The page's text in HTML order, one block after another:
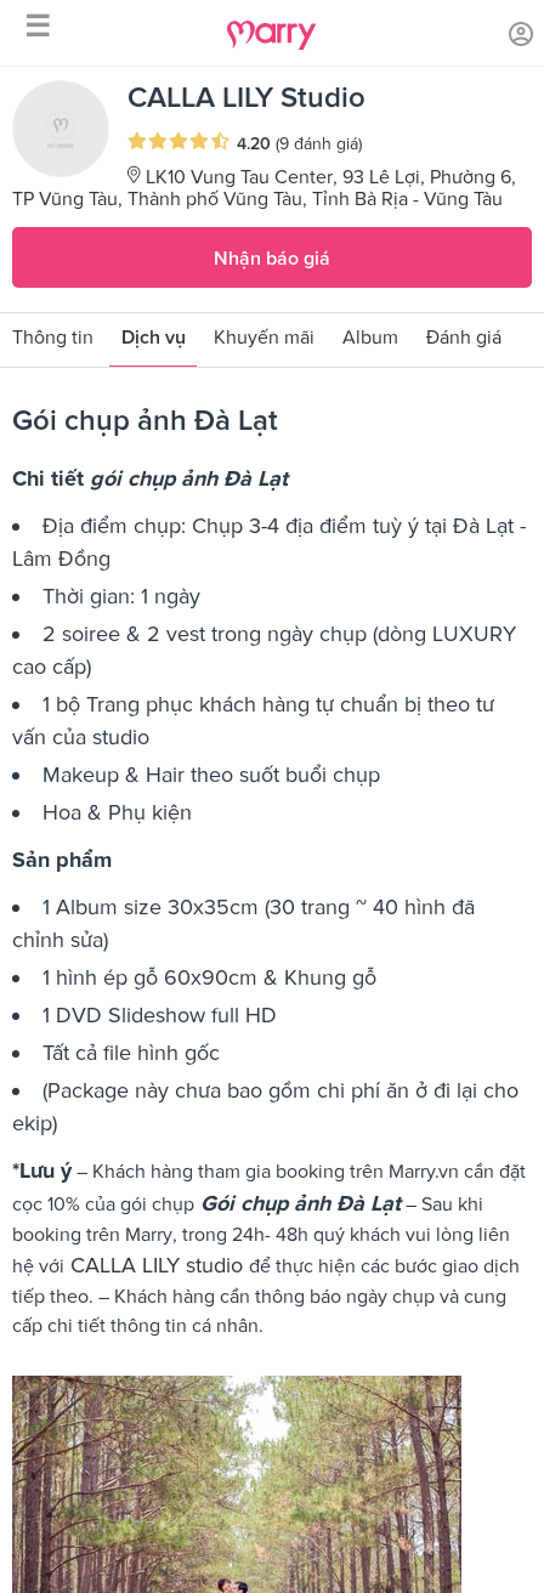
☰
Trang chủ Sản phẩm dịch vụ / Gói chụp ảnh Đà Lạt
CALLA LILY Studio
4.20 (9 đánh giá)
LK10 Vung Tau Center, 93 Lê Lợi, Phường 6,
TP Vũng Tàu, Thành phố Vũng Tàu, Tỉnh Bà Rịa - Vũng Tàu
Nhận báo giá
Thông tin Dịch vụ Khuyến mãi Album Đánh giá
Gói chụp ảnh Đà Lạt
Chi tiết gói chụp ảnh Đà Lạt
Địa điểm chụp: Chụp 3-4 địa điểm tuỳ ý tại Đà Lạt -
Lâm Đồng
Thời gian: 1 ngày
2 soiree & 2 vest trong ngày chụp (dòng LUXURY
cao cấp)
1 bộ Trang phục khách hàng tự chuẩn bị theo tư
vấn của studio
Makeup & Hair theo suốt buổi chụp
Hoa & Phụ kiện
Sản phẩm
1 Album size 30x35cm (30 trang ~ 40 hình đã
chỉnh sửa)
1 hình ép gỗ 60x90cm & Khung gỗ
1 DVD Slideshow full HD
Tất cả file hình gốc
(Package này chưa bao gồm chi phí ăn ở đi lại cho
ekip)
*Lưu ý– Khách hàng tham gia booking trên Marry.vn cần đặt
cọc 10% của gói chụp Gói chụp ảnh Đà Lạt– Sau khi
booking trên Marry, trong 24h- 48h quý khách vui lòng liên
hệ với CALLA LILY studio để thực hiện các bước giao dịch
tiếp theo. – Khách hàng cần thông báo ngày chụp và cung
cấp chi tiết thông tin cá nhân.